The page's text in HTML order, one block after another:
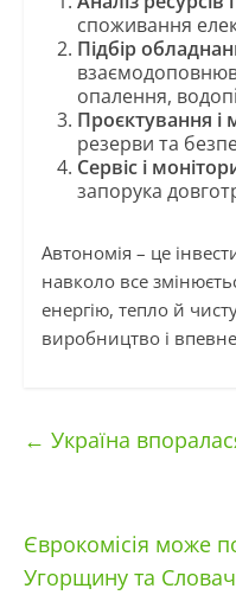
споживання
Підбір
опалення,
Проєктування і
резерви та
Сервіс і
запорука
Автономія – це
навколо все
енергію, тепло й
виробництво і
← Україна
Єврокомісія може
Угорщину та